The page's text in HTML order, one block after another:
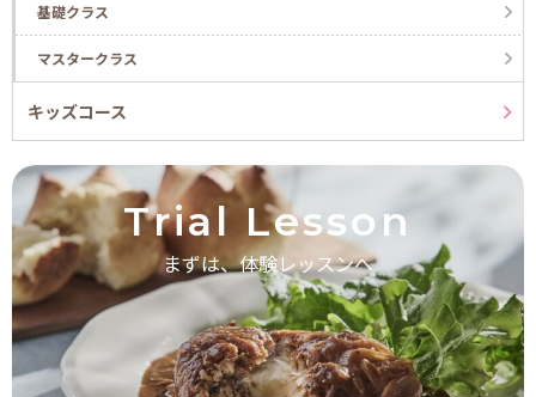
基礎クラス
マスタークラス
キッズコース
Trial Lesson
まずは、体験レッスンへ